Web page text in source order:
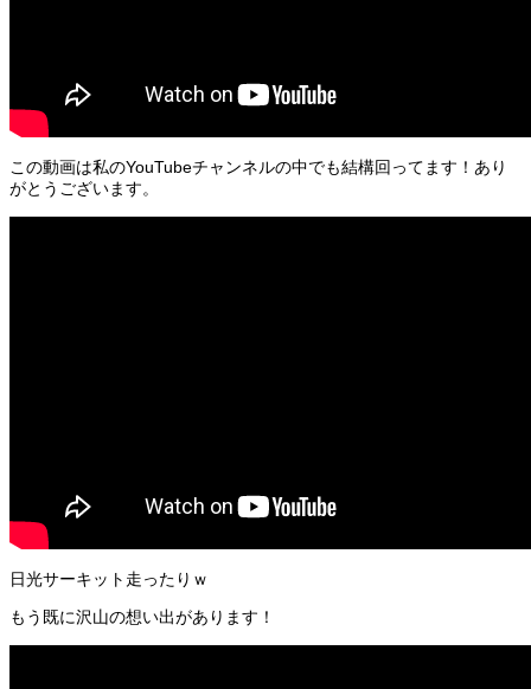
この動画は私のYouTubeチャンネルの中でも結構回ってます！あり
がとうございます。
日光サーキット走ったりｗ
もう既に沢山の想い出があります！